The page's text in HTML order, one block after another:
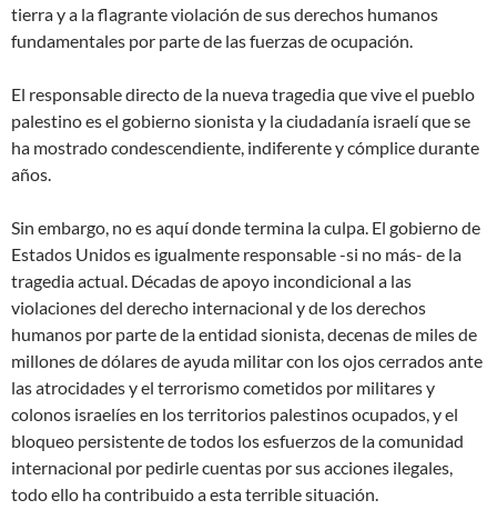
tierra y a la flagrante violación de sus derechos humanos
fundamentales por parte de las fuerzas de ocupación.
El responsable directo de la nueva tragedia que vive el pueblo
palestino es el gobierno sionista y la ciudadanía israelí que se
ha mostrado condescendiente, indiferente y cómplice durante
años.
Sin embargo, no es aquí donde termina la culpa. El gobierno de
Estados Unidos es igualmente responsable -si no más- de la
tragedia actual. Décadas de apoyo incondicional a las
violaciones del derecho internacional y de los derechos
humanos por parte de la entidad sionista, decenas de miles de
millones de dólares de ayuda militar con los ojos cerrados ante
las atrocidades y el terrorismo cometidos por militares y
colonos israelíes en los territorios palestinos ocupados, y el
bloqueo persistente de todos los esfuerzos de la comunidad
internacional por pedirle cuentas por sus acciones ilegales,
todo ello ha contribuido a esta terrible situación.